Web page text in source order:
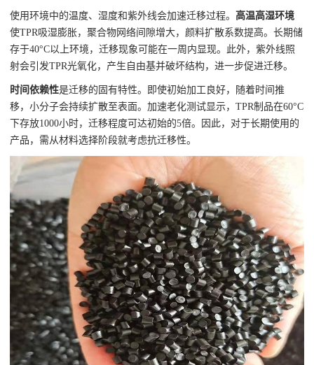
使用环境中的温度、湿度和紫外线会加速迁移过程。 高温高湿环境
使TPR吸湿膨胀，聚合物网络间隙增大，颜料扩散系数提高。长期储
存于40°C以上环境，迁移现象可能在一周内显现。此外，紫外线照
射会引发TPR光氧化，产生自由基并破坏结构，进一步促进迁移。
时间依赖性是迁移的固有特性。即使初始加工良好，随着时间推
移，小分子会持续扩散至表面。加速老化测试显示，TPR制品在60°C
下存放1000小时，迁移程度可达初始的5倍。因此，对于长期使用的
产品，需从材料选择阶段就考虑抗迁移性。